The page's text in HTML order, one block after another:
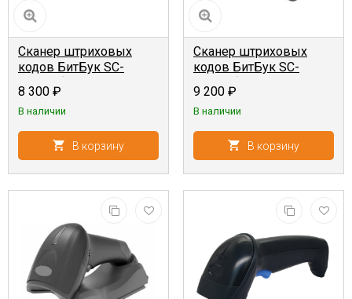
Сканер штриховых
кодов БитБук SC-
беспроводной, USB-
HID}
8 300 ₽
В наличии
В корзину
Сканер штриховых
кодов БитБук SC-
беспроводной, USB-
HID+USB-VCOM}
9 200 ₽
В наличии
В корзину